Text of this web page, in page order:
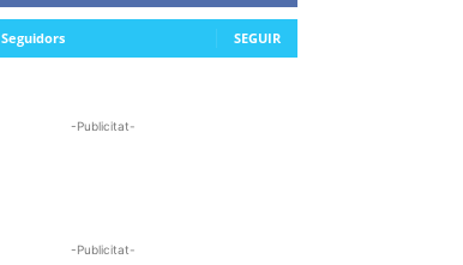
Seguidors SEGUIR
-Publicitat-
-Publicitat-